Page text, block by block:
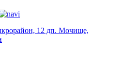
12 дп. Мочище,